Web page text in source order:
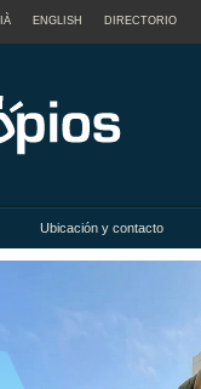
ENGLISH DIRECTORIO
Ubicación y contacto